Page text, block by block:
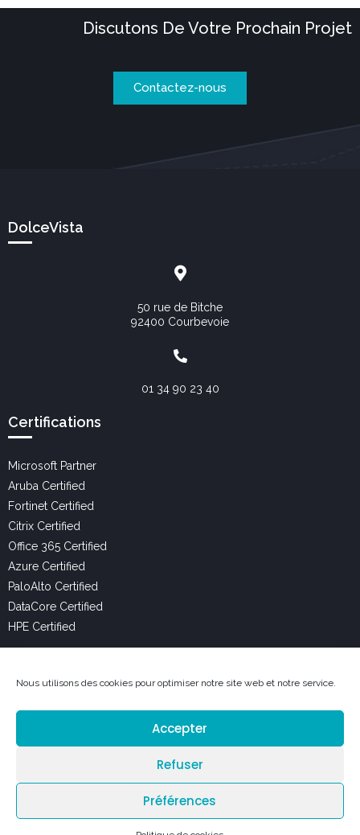
Nous utilisons des cookies pour optimiser notre site web et notre service.
Accepter
Refuser
Préférences
Discutons De Votre Prochain Projet
Contactez-nous
DolceVista
50 rue de Bitche
92400 Courbevoie
01 34 90 23 40
Certifications
Microsoft Partner
Aruba Certified
Fortinet Certified
Citrix Certified
Office 365 Certified
Azure Certified
PaloAlto Certified
DataCore Certified
HPE Certified
Liens Utiles
Expertises
© 2026 DolceVista – Tous droits réservés –Mentions légales– Site réalisé par